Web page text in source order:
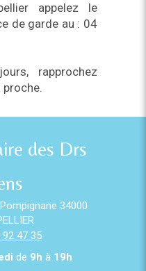
appelez le
de garde au : 04
rapprochez
proche.
des Drs
34000
47 35
de 9h à 19h